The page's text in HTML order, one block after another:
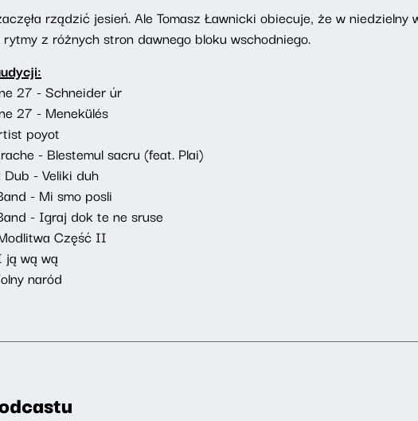
rządzić jesień. Ale Tomasz Ławnicki obiecuje, że w
rytmy z różnych stron dawnego bloku wschodniego.
27 - Schneider úr
27 - Menekülés
poyot
- Blestemul sacru (feat. Plai)
- Veliki duh
- Mi smo posli
- Igraj dok te ne sruse
Część II
ją wą wą
naród